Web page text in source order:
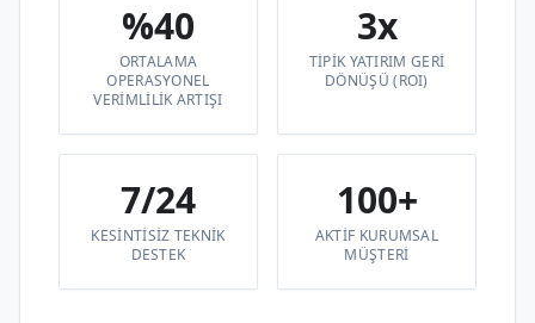
%40
ORTALAMA
OPERASYONEL
VERIMLILIK ARTIŞI
3x
TIPIK YATIRIM GERI
DÖNÜŞÜ (ROI)
7/24
KESINTISIZ TEKNIK
DESTEK
100+
AKTIF KURUMSAL
MÜŞTERI